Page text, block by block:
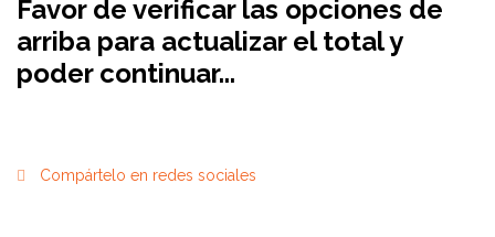
Favor de verificar las opciones de
arriba para actualizar el total y
poder continuar...
Compártelo en redes sociales